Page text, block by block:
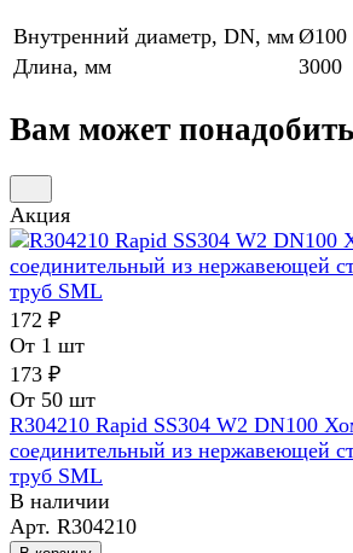
Внутренний диаметр, DN, мм Ø100
Длина, мм
3000
Вам может
Акция
172 ₽
От 1 шт
173 ₽
От 50 шт
R304210 Rapid SS304 W2 DN100
соединительный из нержавеющей
труб SML
В наличии
Арт. R304210